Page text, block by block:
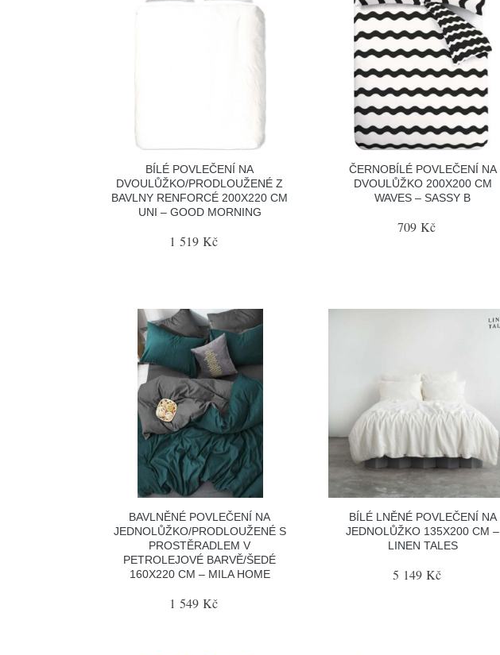
BÍLÉ POVLEČENÍ NA
DVOULŮŽKO/PRODLOUŽENÉ Z
BAVLNY RENFORCÉ 200X220 CM
UNI – GOOD MORNING
1 519 Kč
ČERNOBÍLÉ POVLEČENÍ NA
DVOULŮŽKO 200X200 CM
WAVES – SASSY B
709 Kč
BAVLNĚNÉ POVLEČENÍ NA
JEDNOLŮŽKO/PRODLOUŽENÉ S
PROSTĚRADLEM V
PETROLEJOVÉ BARVĚ/ŠEDÉ
160X220 CM – MILA HOME
1 549 Kč
BÍLÉ LNĚNÉ POVLEČENÍ NA
JEDNOLŮŽKO 135X200 CM –
LINEN TALES
5 149 Kč